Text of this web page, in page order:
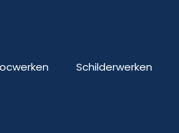
Schilderwerken